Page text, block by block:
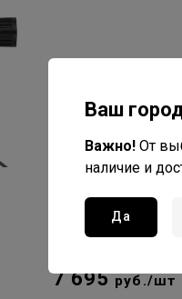
7 695руб./шт
Ваш
Важно! От
наличие и
Да